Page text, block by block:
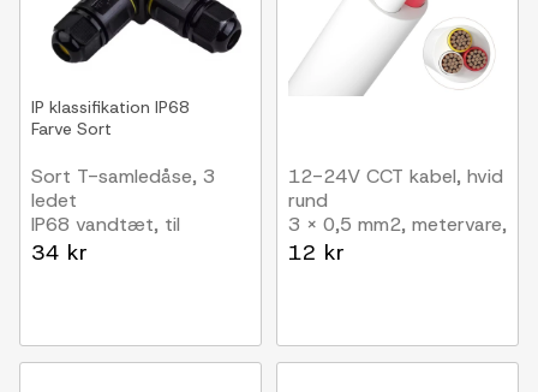
IP klassifikation IP68
Farve Sort
Sort T-samledåse, 3
ledet
IP68 vandtæt, til
samling af ledninger,
34 kr
12-24V CCT kabel, hvid
rund
3 x 0,5 mm2, metervare,
min. 5 meter
12 kr